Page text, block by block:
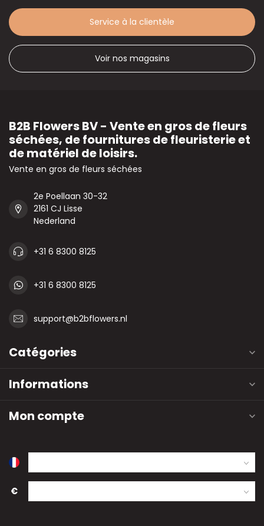
Service à la clientèle
Voir nos magasins
B2B Flowers BV - Vente en gros de fleurs
séchées, de fournitures de fleuristerie et
de matériel de loisirs.
Vente en gros de fleurs séchées
2e Poellaan 30-32
2161 CJ Lisse
Nederland
+31 6 8300 8125
+31 6 8300 8125
support@b2bflowers.nl
Catégories
Informations
Mon compte
€